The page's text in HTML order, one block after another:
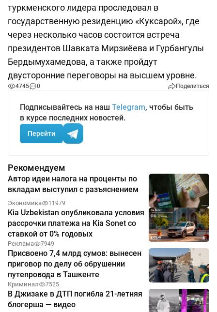
туркменского лидера проследовал в
государственную резиденцию «Куксарой», где
через несколько часов состоится встреча
президентов Шавката Мирзиёева и Гурбангулы
Бердымухамедова, а также пройдут
двусторонние переговоры на высшем уровне.
4745 0 Поделиться
Подписывайтесь на наш Telegram, чтобы быть
в курсе последних новостей.
Перейти
Рекомендуем
Автор идеи налога на проценты по
вкладам выступил с разъяснением
Экономика 11979
Kia Uzbekistan опубликовала условия
рассрочки платежа на Kia Sonet со
ставкой от 0% годовых
Реклама 7949
Присвоено 7,4 млрд сумов: вынесен
приговор по делу об обрушении
путепровода в Ташкенте
Криминал 7525
В Джизаке в ДТП погибла 21-летняя
блогерша — видео